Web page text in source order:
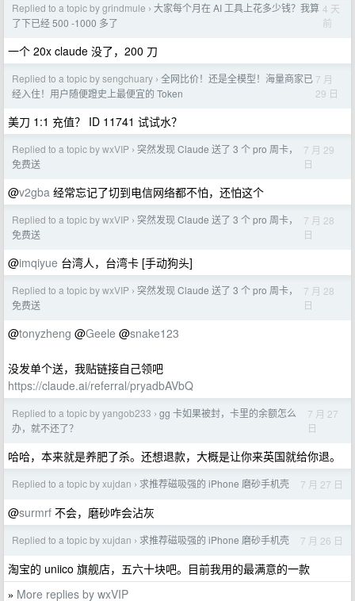
Replied to a topic by grindmule › 大家每个月在 AI 工具上花多少钱？我算
了下已经 500 -1000 多了
4 天
前
一个 20x claude 没了，200 刀
Replied to a topic by sengchuary › 全网比价！还是全模型！海量商家已
经入住！用户随便蹬史上最便宜的 Token
7 月
29 日
美刀 1:1 充值？ ID 11741 试试水？
Replied to a topic by wxVIP › 突然发现 Claude 送了 3 个 pro 周卡，
免费送
7 月 29
日
@v2gba 经常忘记了切到电信网络都不怕，还怕这个
Replied to a topic by wxVIP › 突然发现 Claude 送了 3 个 pro 周卡，
免费送
7 月 28
日
@imqiyue 台湾人，台湾卡 [手动狗头]
Replied to a topic by wxVIP › 突然发现 Claude 送了 3 个 pro 周卡，
免费送
7 月 28
日
@tonyzheng @Geele @snake123
没发单个送，我贴链接自己领吧
https://claude.ai/referral/pryadbAVbQ
Replied to a topic by yangob233 › gg 卡如果被封，卡里的余额怎么
办，就不还了？
7 月 27
日
哈哈，本来就是养肥了杀。还想退款，大概是让你来英国就给你退。
Replied to a topic by xujdan › 求推荐磁吸强的 iPhone 磨砂手机壳 7 月 27 日
@surmrf 不会，磨砂咋会沾灰
Replied to a topic by xujdan › 求推荐磁吸强的 iPhone 磨砂手机壳 7 月 26 日
淘宝的 uniico 旗舰店，五六十块吧。目前我用的最满意的一款
» More replies by wxVIP